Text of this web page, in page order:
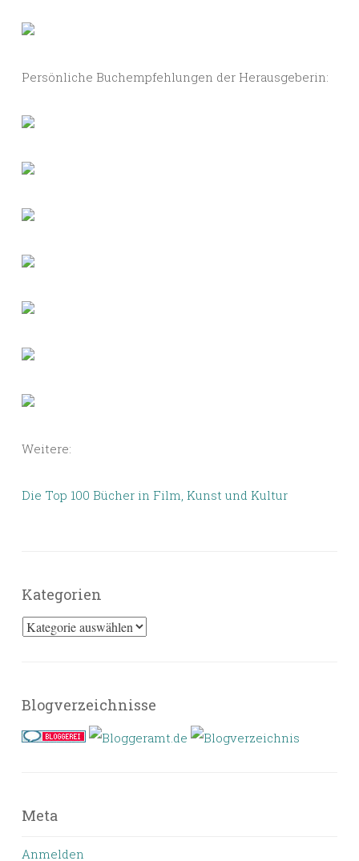
Persönliche Buchempfehlungen der Herausgeberin:
Weitere:
Die Top 100 Bücher in Film, Kunst und Kultur
Kategorien
Kategorien
Blogverzeichnisse
Meta
Anmelden